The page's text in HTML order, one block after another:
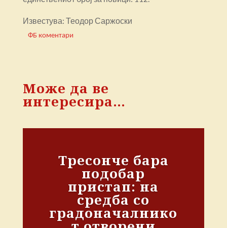
Известува: Теодор Саржоски
ФБ коментари
Може да ве
интересира…
Тресонче бара
подобар
пристап: на
средба со
градоначалнико